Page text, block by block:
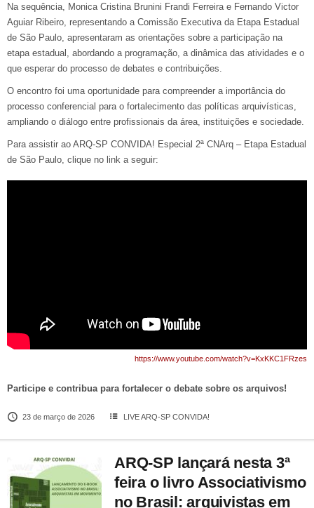
Na sequência, Monica Cristina Brunini Frandi Ferreira e Fernando Victor
Aguiar Ribeiro, representando a Comissão Executiva da Etapa Estadual
de São Paulo, apresentaram as orientações sobre a participação na
etapa estadual, abordando a programação, a dinâmica das atividades e o
que esperar do processo de debates e contribuições.
O encontro foi uma oportunidade para compreender a importância do
processo conferencial para o fortalecimento das políticas arquivísticas,
ampliando o diálogo entre profissionais da área, instituições e sociedade.
Para assistir ao ARQ-SP CONVIDA! Especial 2ª CNArq – Etapa Estadual
de São Paulo, clique no link a seguir:
https://www.youtube.com/watch?v=KxKKC1FRzes
Participe e contribua para fortalecer o debate sobre os arquivos!
23 de março de 2026 LIVE ARQ-SP CONVIDA!
ARQ-SP lançará nesta 3ª
feira o livro Associativismo
no Brasil: arquivistas em